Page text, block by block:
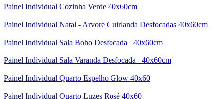
Painel Individual Cozinha Verde 40x60cm
Painel Individual Natal - Arvore Guirlanda Desfocadas 40x60cm
Painel Individual Sala Boho Desfocada _40x60cm
Painel Individual Sala Varanda Desfocada _40x60cm
Painel Individual Quarto Espelho Glow 40x60
Painel Individual Quarto Luzes Rosé 40x60